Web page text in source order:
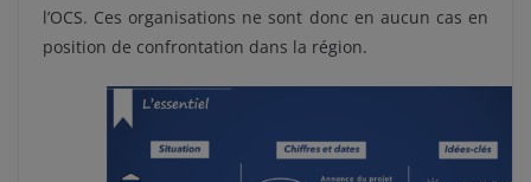
l’OCS. Ces organisations ne sont donc en aucun cas en
position de confrontation dans la région.